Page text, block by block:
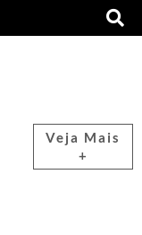
Veja Mais
+